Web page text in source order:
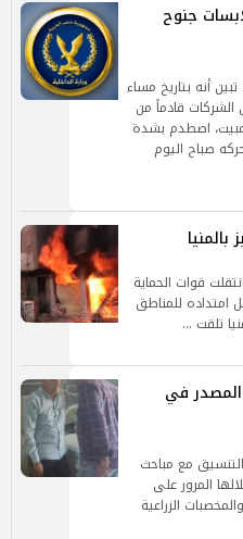
جنوح
أنه بتاريخ مساء
الشركات قادماً من
اصطدم بشدة
صباح اليوم
قوات الحماية
امتداده للمناطق
تلقت …
المصدر في
مع مباحث
المرور على
الزراعية